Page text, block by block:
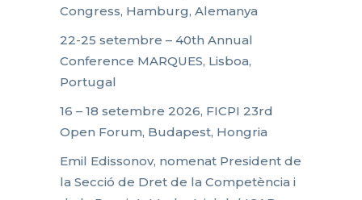
Congress, Hamburg, Alemanya
22-25 setembre – 40th Annual
Conference MARQUES, Lisboa,
Portugal
16 – 18 setembre 2026, FICPI 23rd
Open Forum, Budapest, Hongria
Emil Edissonov, nomenat President de
la Secció de Dret de la Competència i